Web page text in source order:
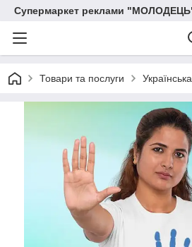
Супермаркет реклами "МОЛОДЕЦЬ"
Товари та послуги